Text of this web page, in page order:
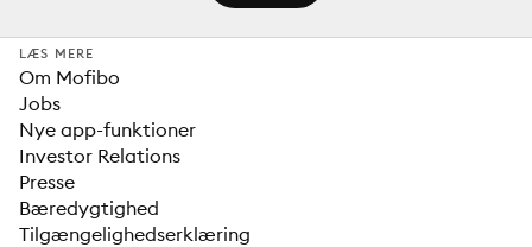
LÆS MERE
Om Mofibo
Jobs
Nye app-funktioner
Investor Relations
Presse
Bæredygtighed
Tilgængelighedserklæring